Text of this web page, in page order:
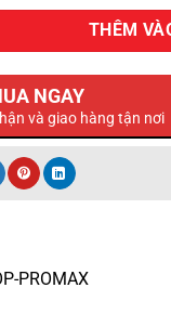
THÊM
NGAY
và giao hàng tận nơi
PROMAX